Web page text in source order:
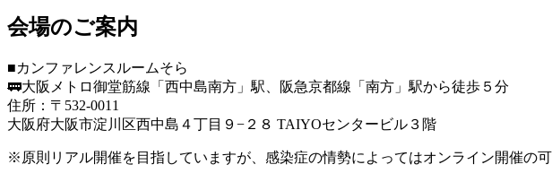
会場のご案内
■カンファレンスルームそら
🚃大阪メトロ御堂筋線「西中島南方」駅、阪急京都線「南方」駅から徒歩５分
住所：〒532-0011
大阪府大阪市淀川区西中島４丁目９−２８ TAIYOセンタービル３階
※原則リアル開催を目指していますが、感染症の情勢によってはオンライン開催の可